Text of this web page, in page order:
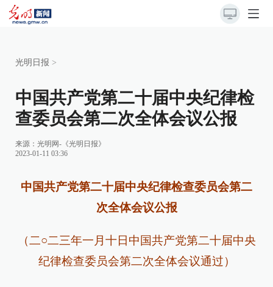
光明日报 >
中国共产党第二十届中央纪律检
查委员会第二次全体会议公报
来源： 光明网-《光明日报》
2023-01-11 03:36
中国共产党第二十届中央纪律检查委员会第二
次全体会议公报
（二○二三年一月十日中国共产党第二十届中央
纪律检查委员会第二次全体会议通过）